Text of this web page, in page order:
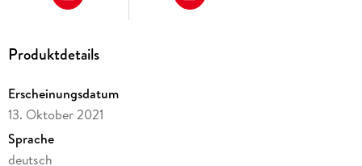
Produktdetails
Erscheinungsdatum
13. Oktober 2021
Sprache
deutsch